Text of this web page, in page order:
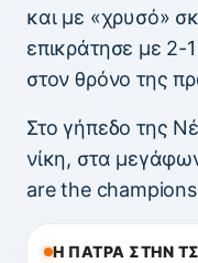
και με «χρυσό»
επικράτησε με 2-
στον θρόνο της
Στο γήπεδο της
νίκη, στα
are the
Η ΠΑΤΡΑ ΣΤΗΝ